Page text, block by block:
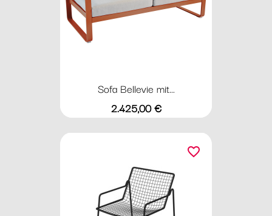
Sofa Bellevie mit...
Preis
2.425,00 €
favorite_border